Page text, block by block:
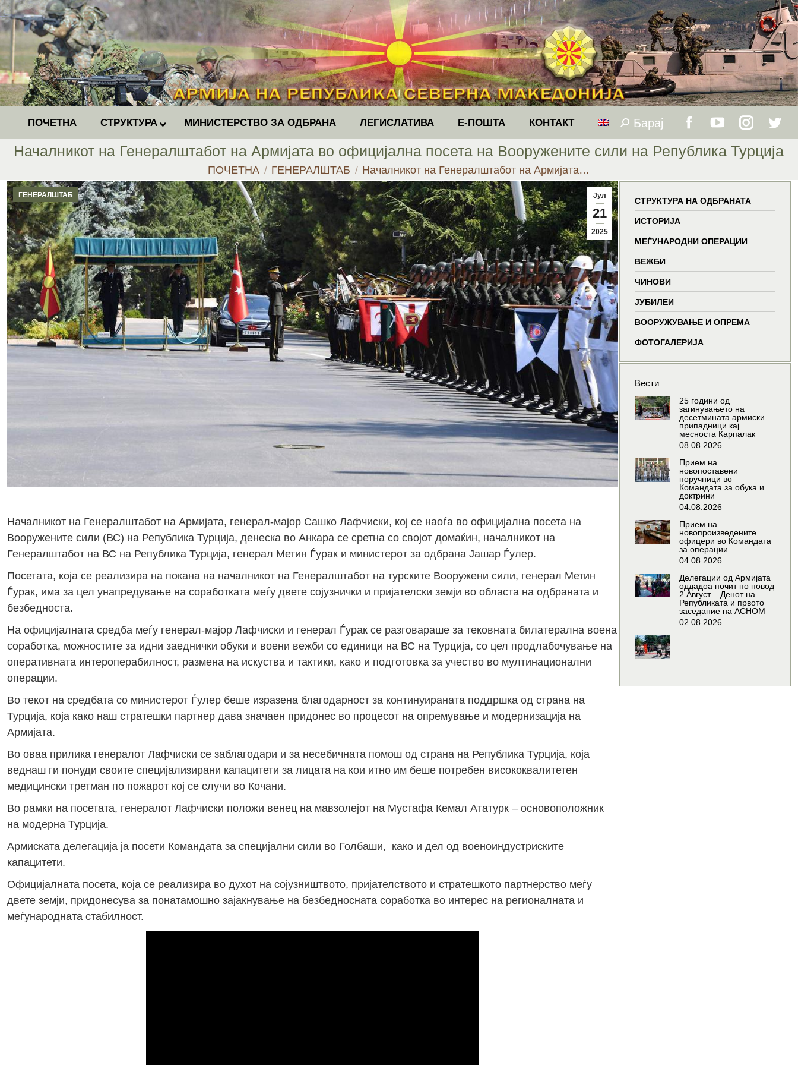
ПОЧЕТНА СТРУКТУРА МИНИСТЕРСТВО ЗА ОДБРАНА ЛЕГИСЛАТИВА Е-ПОШТА КОНТАКТ Search:
Барај
new
window
new
window
new
window
Началникот на Генералштабот на Армијата во официјална посета на Вооружените сили на Република Турција
You are here:
ПОЧЕТНА ГЕНЕРАЛШТАБ Началникот на Генералштабот на Армијата…
Јул
21
2025
ГЕНЕРАЛШТАБ
Началникот на Генералштабот на Армијата, генерал-мајор Сашко Лафчиски, кој се наоѓа во официјална посета на
Вооружените сили (ВС) на Република Турција, денеска во Анкара се сретна со својот домаќин, началникот на
Генералштабот на ВС на Република Турција, генерал Метин Ѓурак и министерот за одбрана Јашар Ѓулер.
Посетата, која се реализира на покана на началникот на Генералштабот на турските Вооружени сили, генерал Метин
Ѓурак, има за цел унапредување на соработката меѓу двете сојузнички и пријателски земји во областа на одбраната и
безбедноста.
На официјалната средба меѓу генерал-мајор Лафчиски и генерал Ѓурак се разговараше за тековната билатерална воена
соработка, можностите за идни заеднички обуки и воени вежби со единици на ВС на Турција, со цел продлабочување на
оперативната интероперабилност, размена на искуства и тактики, како и подготовка за учество во мултинационални
операции.
Во текот на средбата со министерот Ѓулер беше изразена благодарност за континуираната поддршка од страна на
Турција, која како наш стратешки партнер дава значаен придонес во процесот на опремување и модернизација на
Армијата.
Во оваа прилика генералот Лафчиски се заблагодари и за несебичната помош од страна на Република Турција, која
веднаш ги понуди своите специјализирани капацитети за лицата на кои итно им беше потребен висококвалитетен
медицински третман по пожарот кој се случи во Кочани.
Во рамки на посетата, генералот Лафчиски положи венец на мавзолејот на Мустафа Кемал Ататурк – основоположник
на модерна Турција.
Армиската делегација ја посети Командата за специјални сили во Голбаши, како и дел од военоиндустриските
капацитети.
Официјалната посета, која се реализира во духот на сојузништвото, пријателството и стратешкото партнерство меѓу
двете земји, придонесува за понатамошно зајакнување на безбедносната соработка во интерес на регионалната и
меѓународната стабилност.
СТРУКТУРА НА ОДБРАНАТА
ИСТОРИЈА
МЕЃУНАРОДНИ ОПЕРАЦИИ
ВЕЖБИ
ЧИНОВИ
ЈУБИЛЕИ
ВООРУЖУВАЊЕ И ОПРЕМА
ФОТОГАЛЕРИЈА
Вести
25 години од
загинувањето на
десетмината армиски
припадници кај
месноста Карпалак
08.08.2026
Прием на
новопоставени
поручници во
Командата за обука и
доктрини
04.08.2026
Прием на
новопроизведените
офицери во Командата
за операции
04.08.2026
Делегации од Армијата
оддадоа почит по повод
2 Август – Денот на
Републиката и првото
заседание на АСНОМ
02.08.2026